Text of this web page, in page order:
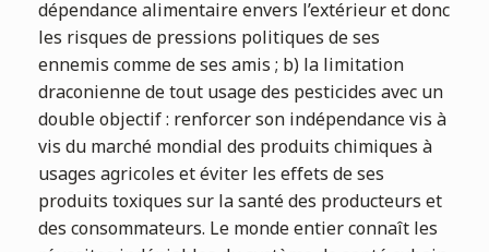
dépendance alimentaire envers l’extérieur et donc
les risques de pressions politiques de ses
ennemis comme de ses amis ; b) la limitation
draconienne de tout usage des pesticides avec un
double objectif : renforcer son indépendance vis à
vis du marché mondial des produits chimiques à
usages agricoles et éviter les effets de ses
produits toxiques sur la santé des producteurs et
des consommateurs. Le monde entier connaît les